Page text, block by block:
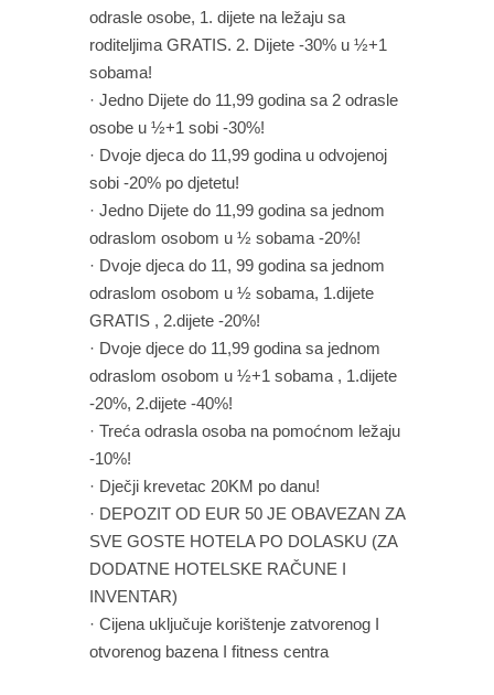
odrasle osobe, 1. dijete na ležaju sa
roditeljima GRATIS. 2. Dijete -30% u ½+1
sobama!
· Jedno Dijete do 11,99 godina sa 2 odrasle
osobe u ½+1 sobi -30%!
· Dvoje djeca do 11,99 godina u odvojenoj
sobi -20% po djetetu!
· Jedno Dijete do 11,99 godina sa jednom
odraslom osobom u ½ sobama -20%!
· Dvoje djeca do 11, 99 godina sa jednom
odraslom osobom u ½ sobama, 1.dijete
GRATIS , 2.dijete -20%!
· Dvoje djece do 11,99 godina sa jednom
odraslom osobom u ½+1 sobama , 1.dijete
-20%, 2.dijete -40%!
· Treća odrasla osoba na pomoćnom ležaju
-10%!
· Dječji krevetac 20KM po danu!
· DEPOZIT OD EUR 50 JE OBAVEZAN ZA
SVE GOSTE HOTELA PO DOLASKU (ZA
DODATNE HOTELSKE RAČUNE I
INVENTAR)
· Cijena uključuje korištenje zatvorenog I
otvorenog bazena I fitness centra